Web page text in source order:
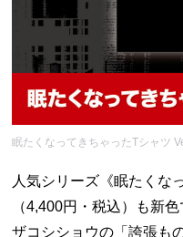
眠たくなってきちゃったTシャツ
人気シリーズ《眠たくな
（4,400円・税込）も新色
ザコシショウの「誇張も